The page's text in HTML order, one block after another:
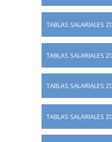
TABLAS SALARIALES
TABLAS SALARIALES
TABLAS SALARIALES
TABLAS SALARIALES